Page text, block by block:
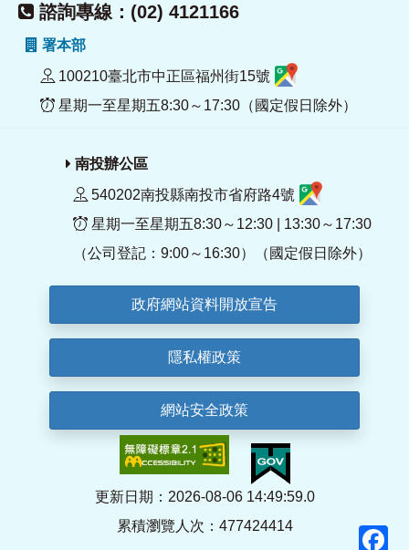
諮詢專線：(02) 4121166
署本部
100210臺北市中正區福州街15號
星期一至星期五8:30～17:30（國定假日除外）
南投辦公區
540202南投縣南投市省府路4號
星期一至星期五8:30～12:30 | 13:30～17:30
（公司登記：9:00～16:30）（國定假日除外）
政府網站資料開放宣告
隱私權政策
網站安全政策
更新日期：2026-08-06 14:49:59.0
累積瀏覽人次：477424414